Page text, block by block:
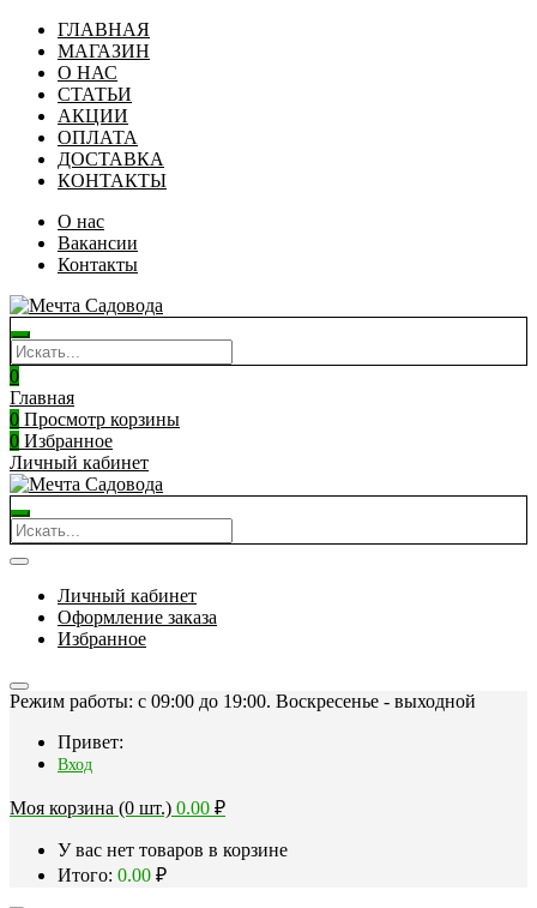
ГЛАВНАЯ
МАГАЗИН
О НАС
СТАТЬИ
АКЦИИ
ОПЛАТА
ДОСТАВКА
КОНТАКТЫ
О нас
Вакансии
Контакты
0
Главная
0 Просмотр корзины
0 Избранное
Личный кабинет
Личный кабинет
Оформление заказа
Избранное
Режим работы: c 09:00 до 19:00. Воскресенье - выходной
Привет:
Вход
Моя корзина (0 шт.) 0.00 ₽
У вас нет товаров в корзине
Итого: 0.00 ₽